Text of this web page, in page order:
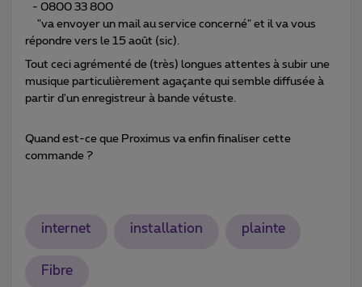
- 0800 33 800
"va envoyer un mail au service concerné" et il va vous
répondre vers le 15 août (sic).
Tout ceci agrémenté de (très) longues attentes à subir une
musique particulièrement agaçante qui semble diffusée à
partir d'un enregistreur à bande vétuste.
Quand est-ce que Proximus va enfin finaliser cette
commande ?
internet installation plainte
Fibre